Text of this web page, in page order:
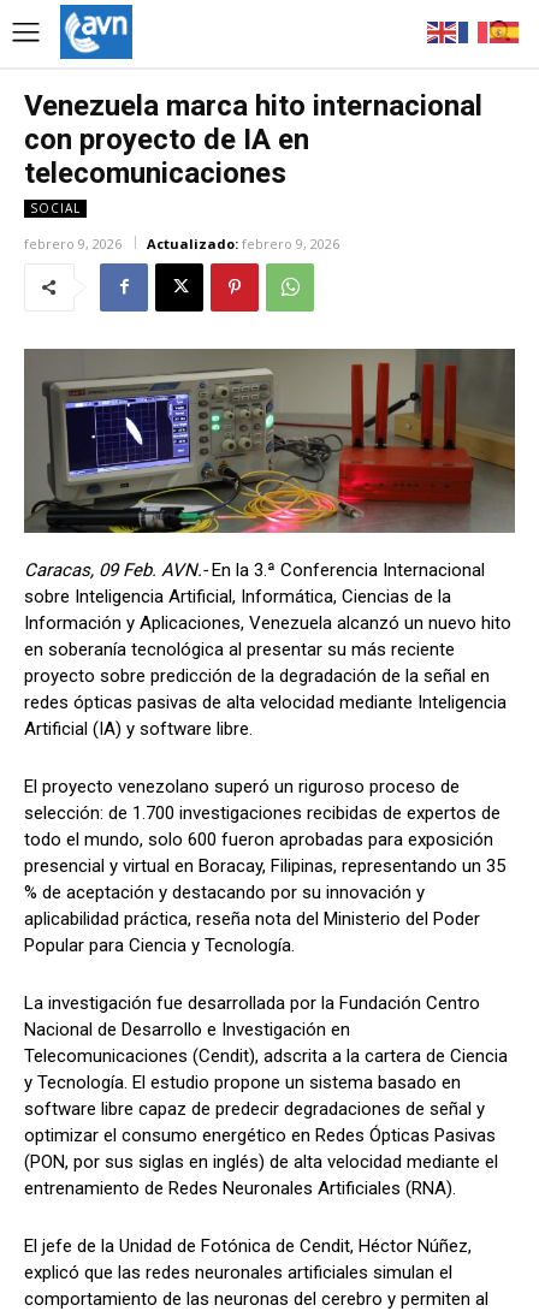
Venezuela marca hito internacional
con proyecto de IA en
telecomunicaciones
SOCIAL
febrero 9, 2026 Actualizado: febrero 9, 2026
Caracas, 09 Feb. AVN.-En la 3.ª Conferencia Internacional
sobre Inteligencia Artificial, Informática, Ciencias de la
Información y Aplicaciones, Venezuela alcanzó un nuevo hito
en soberanía tecnológica al presentar su más reciente
proyecto sobre predicción de la degradación de la señal en
redes ópticas pasivas de alta velocidad mediante Inteligencia
Artificial (IA) y software libre.
El proyecto venezolano superó un riguroso proceso de
selección: de 1.700 investigaciones recibidas de expertos de
todo el mundo, solo 600 fueron aprobadas para exposición
presencial y virtual en Boracay, Filipinas, representando un 35
% de aceptación y destacando por su innovación y
aplicabilidad práctica, reseña nota del Ministerio del Poder
Popular para Ciencia y Tecnología.
La investigación fue desarrollada por la Fundación Centro
Nacional de Desarrollo e Investigación en
Telecomunicaciones (Cendit), adscrita a la cartera de Ciencia
y Tecnología. El estudio propone un sistema basado en
software libre capaz de predecir degradaciones de señal y
optimizar el consumo energético en Redes Ópticas Pasivas
(PON, por sus siglas en inglés) de alta velocidad mediante el
entrenamiento de Redes Neuronales Artificiales (RNA).
El jefe de la Unidad de Fotónica de Cendit, Héctor Núñez,
explicó que las redes neuronales artificiales simulan el
comportamiento de las neuronas del cerebro y permiten al